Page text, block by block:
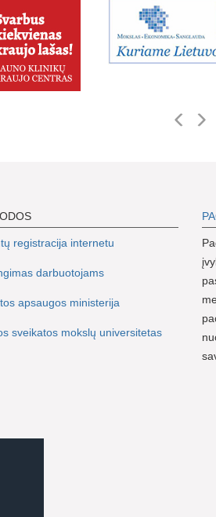
registracija internetu
darbuotojams
apsaugos ministerija
sveikatos mokslų universitetas